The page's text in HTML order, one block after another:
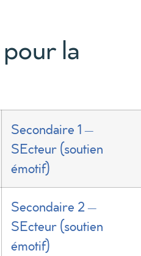
la
Secondaire 1 –
SEcteur (soutien
émotif)
Secondaire 2 –
SEcteur (soutien
émotif)